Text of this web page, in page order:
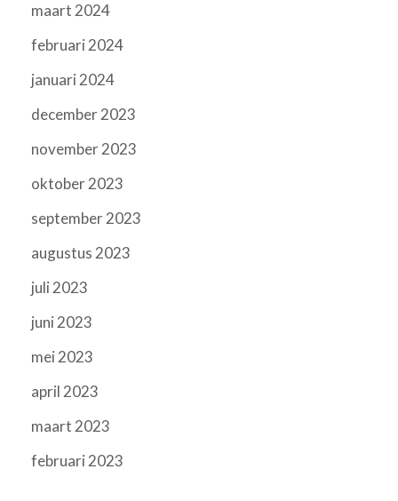
maart 2024
februari 2024
januari 2024
december 2023
november 2023
oktober 2023
september 2023
augustus 2023
juli 2023
juni 2023
mei 2023
april 2023
maart 2023
februari 2023